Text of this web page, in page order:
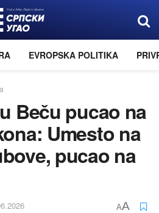
EVROPSKA POLITIKA
Beču pucao na
Umesto na
pucao na
AA